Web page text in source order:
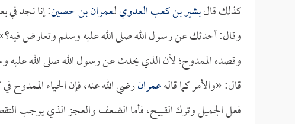
كذلك قالبشير بن كعب العدويلـعمران بن حصين: إنا نجد
وقال: أحدثك عن رسول الله صلى الله عليه وسلم وتعارض
وقصده الممدوح؛ لأن الذي يحدث عن رسول الله صلى الله عليه
قال: «والأمر كما قالهعمرانرضي الله عنه، فإن الحياء الممدوح
فعل الجميل وترك القبيح، فأما الضعف والعجز الذي يوجب